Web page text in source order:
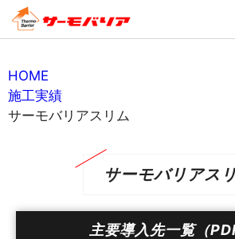
HOME
施工実績
サーモバリアスリム
サーモバリアス
主要導入先一覧（